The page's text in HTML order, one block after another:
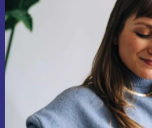
Přihlas se k
ušetři 400 Kč!
Už nikdy
Chci